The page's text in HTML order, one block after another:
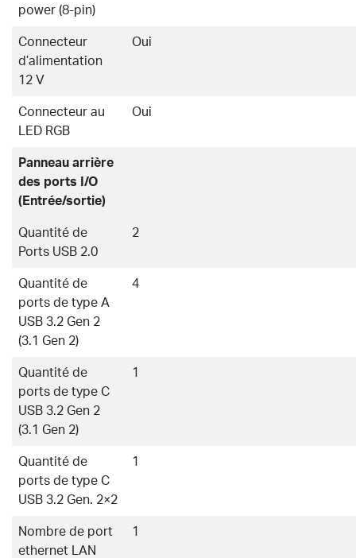
power (8-pin)
Connecteur
d’alimentation
12 V
Oui
Connecteur au
LED RGB
Oui
Panneau arrière
des ports I/O
(Entrée/sortie)
Quantité de
Ports USB 2.0
2
Quantité de
ports de type A
USB 3.2 Gen 2
(3.1 Gen 2)
4
Quantité de
ports de type C
USB 3.2 Gen 2
(3.1 Gen 2)
1
Quantité de
ports de type C
USB 3.2 Gen. 2×2
1
Nombre de port
ethernet LAN
1